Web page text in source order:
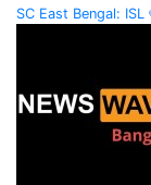
Post
SC East Bengal: ISL শুরুর